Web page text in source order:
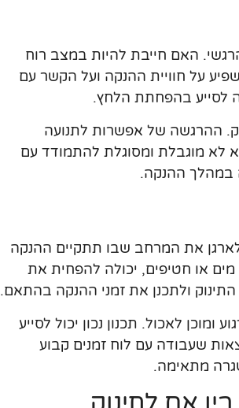
האם חייבת להיות במצב רוח
על חוויית ההנקה ועל הקשר עם
לסייע בהפחתת הלחץ.
ההרגשה של אפשרות לתנועה
לא מוגבלת ומסוגלת להתמודד עם
במהלך ההנקה.
לארגן את המרחב שבו תתקיים ההנקה
או חטיפים, יכולה להפחית את
ולתכנן את זמני ההנקה בהתאם.
לאכול. תכנון נכון יכול לסייע
שעבודה עם לוח זמנים קבוע
מתאימה.